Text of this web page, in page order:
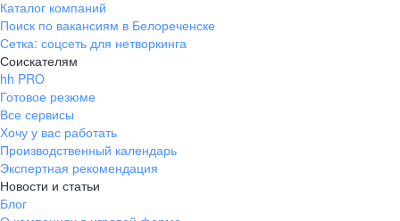
Каталог компаний
Поиск по вакансиям в Белореченске
Сетка: соцсеть для нетворкинга
Соискателям
hh PRO
Готовое резюме
Все сервисы
Хочу у вас работать
Производственный календарь
Экспертная рекомендация
Новости и статьи
Блог